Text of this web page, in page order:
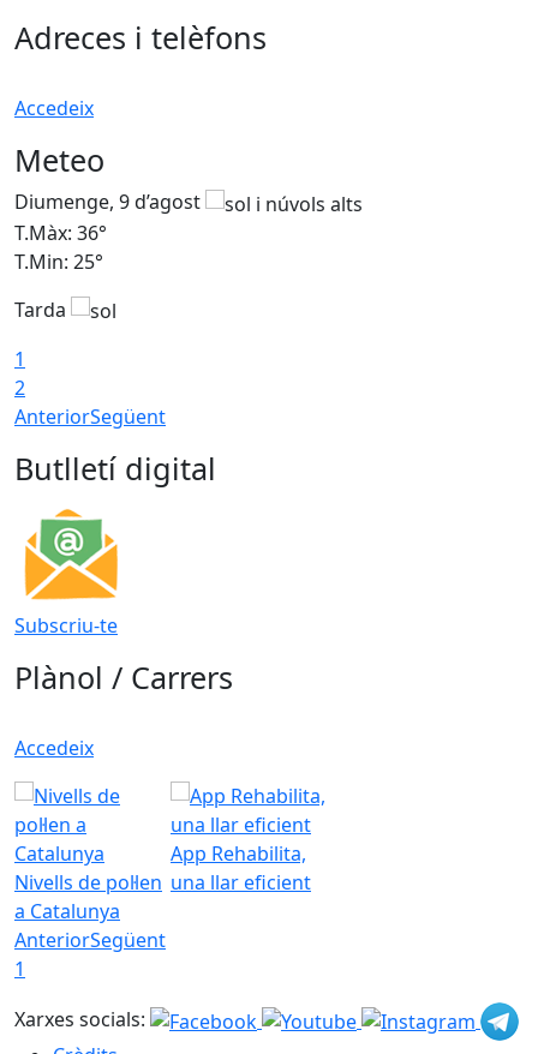
Adreces i telèfons
Accedeix
Meteo
Diumenge, 9 d’agost
T.Màx: 36°
T.Min: 25°
Tarda
1
2
AnteriorSegüent
Butlletí digital
Subscriu-te
Plànol / Carrers
Accedeix
Nivells de pol·len
a Catalunya
App Rehabilita,
una llar eficient
AnteriorSegüent
1
Xarxes socials: